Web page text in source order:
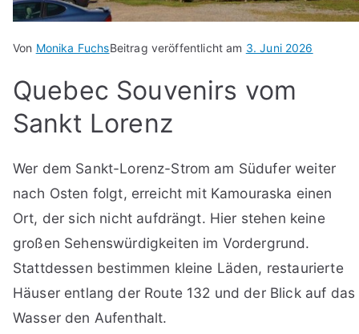
Von Monika FuchsBeitrag veröffentlicht am 3. Juni 2026
Quebec Souvenirs vom
Sankt Lorenz
Wer dem Sankt-Lorenz-Strom am Südufer weiter
nach Osten folgt, erreicht mit Kamouraska einen
Ort, der sich nicht aufdrängt. Hier stehen keine
großen Sehenswürdigkeiten im Vordergrund.
Stattdessen bestimmen kleine Läden, restaurierte
Häuser entlang der Route 132 und der Blick auf das
Wasser den Aufenthalt.